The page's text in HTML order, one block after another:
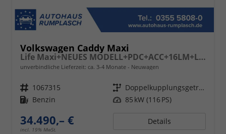
Volkswagen Caddy Maxi
Life Maxi+NEUES MODELL+PDC+ACC+16LM+LANE ASSIST
unverbindliche Lieferzeit: ca. 3-4 Monate Neuwagen
Fahrzeugnr. 1067315 Getriebe
Doppelkupplungsgetriebe (DSG)
Kraftstoff Benzin Leistung 85 kW (116 PS)
34.490,– €
incl. 19% MwSt.
Details